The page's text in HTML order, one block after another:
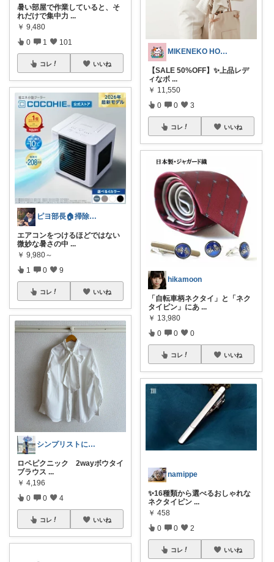
暑い部屋で作業していると、そ
れだけで集中力 ...
￥ 9,480
0 1 101
コレ いいね
ピヨ部長🏠掃除好きパパの賢いリフォーム
エアコンをつけるほどではない
微妙な暑さの中 ...
￥ 9,980～
1 0 9
コレ いいね
シンプリストになりたい着物女子
ロペピクニック 2wayボウタイ
ブラウス ...
￥ 4,196
0 0 4
コレ いいね
MIKENEKO HOUSE
【SALE 50%OFF】✨上品レデ
ィなボ ...
￥ 11,550
0 0 3
コレ いいね
hikamoon
「自転車柄ネクタイ」と「ネク
タイピン」にあ ...
￥ 13,980
0 0 0
コレ いいね
namippe
✨16種類から選べるおしゃれな
ネクタイピン ...
￥ 458
0 0 2
コレ いいね